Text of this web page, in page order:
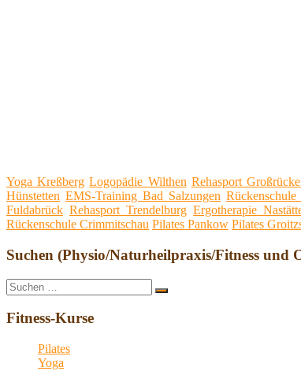
Yoga Kreßberg Logopädie Wilthen Rehasport
Hünstetten EMS-Training Bad Salzungen
Fuldabrück Rehasport Trendelburg Ergotherapie
Rückenschule Crimmitschau Pilates Pankow Pilates
Suchen (Physio/Naturheilpraxis/Fitness und
Suche
nach:
Suchen
Fitness-Kurse
Pilates
Yoga